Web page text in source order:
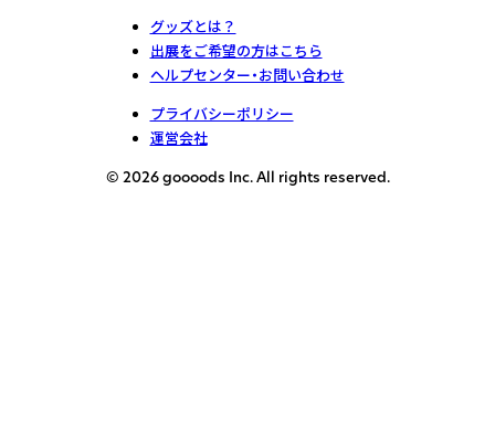
グッズとは？
出展をご希望の方はこちら
ヘルプセンター・お問い合わせ
プライバシーポリシー
運営会社
© 2026 goooods Inc. All rights reserved.